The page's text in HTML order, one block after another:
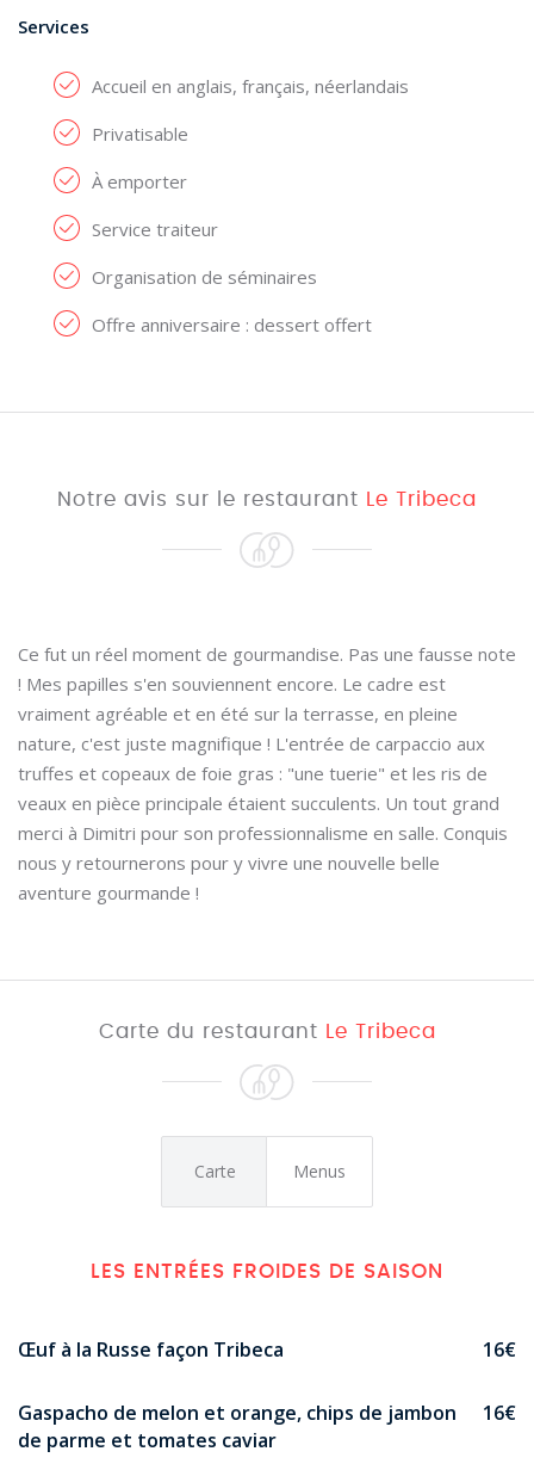
Services
Accueil en anglais, français, néerlandais
Privatisable
À emporter
Service traiteur
Organisation de séminaires
Offre anniversaire : dessert offert
Notre avis sur le restaurant Le Tribeca
Ce fut un réel moment de gourmandise. Pas une fausse note
! Mes papilles s'en souviennent encore. Le cadre est
vraiment agréable et en été sur la terrasse, en pleine
nature, c'est juste magnifique ! L'entrée de carpaccio aux
truffes et copeaux de foie gras : "une tuerie" et les ris de
veaux en pièce principale étaient succulents. Un tout grand
merci à Dimitri pour son professionnalisme en salle. Conquis
nous y retournerons pour y vivre une nouvelle belle
aventure gourmande !
Carte du restaurant Le Tribeca
Carte Menus
LES ENTRÉES FROIDES DE SAISON
Œuf à la Russe façon Tribeca 16€
Gaspacho de melon et orange, chips de jambon
de parme et tomates caviar
16€